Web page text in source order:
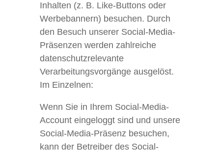
Inhalten (z. B. Like-Buttons oder
Werbebannern) besuchen. Durch
den Besuch unserer Social-Media-
Präsenzen werden zahlreiche
datenschutzrelevante
Verarbeitungsvorgänge ausgelöst.
Im Einzelnen:
Wenn Sie in Ihrem Social-Media-
Account eingeloggt sind und unsere
Social-Media-Präsenz besuchen,
kann der Betreiber des Social-